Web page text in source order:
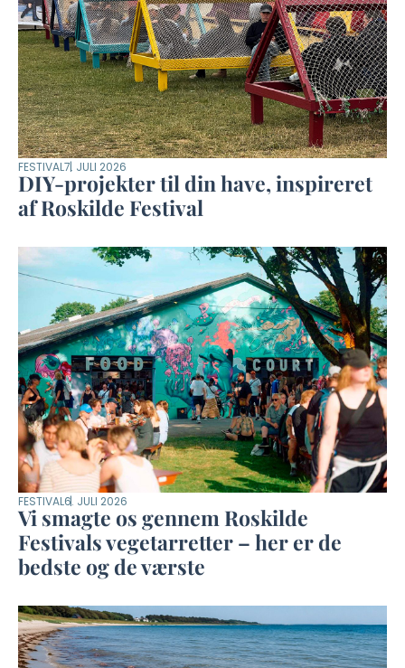
FESTIVAL7. JULI 2026
DIY-projekter til din have, inspireret
af Roskilde Festival
FESTIVAL6. JULI 2026
Vi smagte os gennem Roskilde
Festivals vegetarretter – her er de
bedste og de værste